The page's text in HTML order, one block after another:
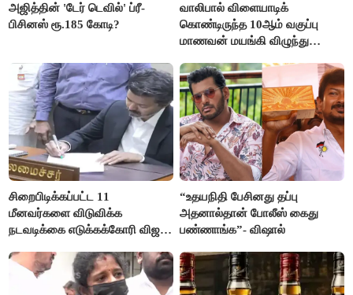
அஜித்தின் 'டேர் டெவில்' ப்ரீ-
பிசினஸ் ரூ.185 கோடி?
வாலிபால் விளையாடிக்
கொண்டிருந்த 10ஆம் வகுப்பு
மாணவன் மயங்கி விழுந்து
சிறைபிடிக்கப்பட்ட 11
மீனவர்களை விடுவிக்க
நடவடிக்கை எடுக்கக்கோரி விஜய்
“உதயநிதி பேசினது தப்பு
அதனால்தான் போலீஸ் கைது
பண்ணாங்க”- விஷால்